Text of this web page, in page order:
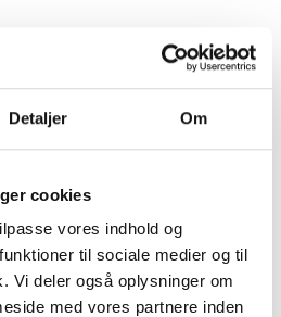
Detaljer Om
cookies
vores indhold og
til sociale medier og til
Vi deler også oplysninger om
med vores partnere inden
Madsen
direktør
28 88 18 77